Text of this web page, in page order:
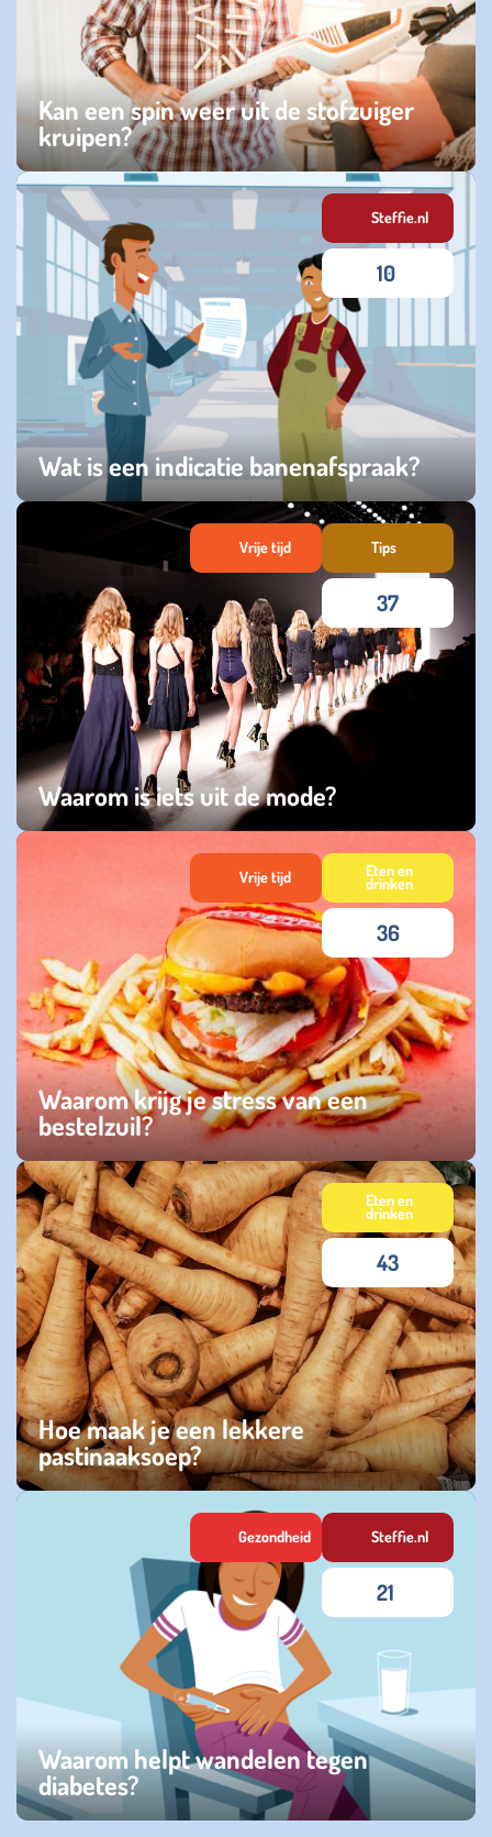
Kan een spin weer uit de stofzuiger
kruipen?
donderdag 25 juni 2026
Wat is een indicatie banenafspraak?
dinsdag 03 maart 2026
Steffie.nl
10
Waarom is iets uit de mode?
maandag 02 maart 2026
Vrije tijd Tips
37
Waarom krijg je stress van een
bestelzuil?
maandag 08 december 2025
Vrije tijd Eten en
drinken
36
Hoe maak je een lekkere
pastinaaksoep?
dinsdag 28 oktober 2025
Eten en
drinken
43
Waarom helpt wandelen tegen
diabetes?
Gezondheid Steffie.nl
21